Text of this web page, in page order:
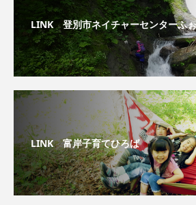
LINK 登別市ネイチャーセンターふ
LINK 富岸子育てひろば